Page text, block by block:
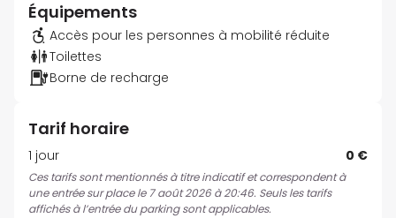
Équipements
Accès pour les personnes à mobilité réduite
Toilettes
Borne de recharge
Tarif horaire
1 jour 0 €
Ces tarifs sont mentionnés à titre indicatif et correspondent à
une entrée sur place le 7 août 2026 à 20:46. Seuls les tarifs
affichés à l’entrée du parking sont applicables.